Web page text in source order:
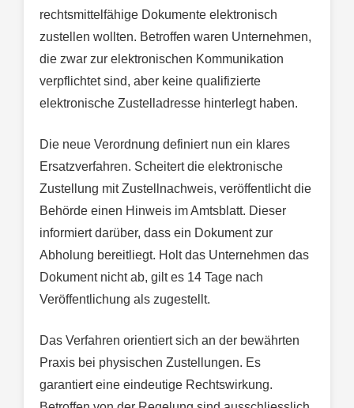
rechtsmittelfähige Dokumente elektronisch
zustellen wollten. Betroffen waren Unternehmen,
die zwar zur elektronischen Kommunikation
verpflichtet sind, aber keine qualifizierte
elektronische Zustelladresse hinterlegt haben.
Die neue Verordnung definiert nun ein klares
Ersatzverfahren. Scheitert die elektronische
Zustellung mit Zustellnachweis, veröffentlicht die
Behörde einen Hinweis im Amtsblatt. Dieser
informiert darüber, dass ein Dokument zur
Abholung bereitliegt. Holt das Unternehmen das
Dokument nicht ab, gilt es 14 Tage nach
Veröffentlichung als zugestellt.
Das Verfahren orientiert sich an der bewährten
Praxis bei physischen Zustellungen. Es
garantiert eine eindeutige Rechtswirkung.